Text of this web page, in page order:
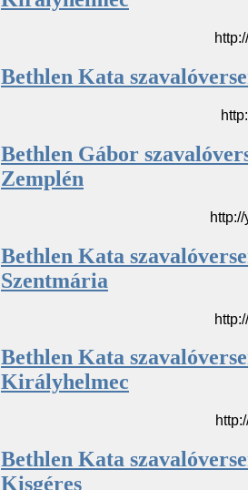
Bethlen Kata
Bethlen Gábor
Zemplén
Bethlen Kata
Szentmária
Bethlen Kata
Királyhelmec
Bethlen Kata
Kisgéres